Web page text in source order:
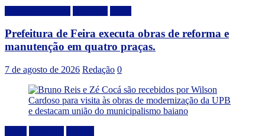
Prefeitura de Feira executa obras de reforma e
manutenção em quatro praças.
7 de agosto de 2026 Redação 0